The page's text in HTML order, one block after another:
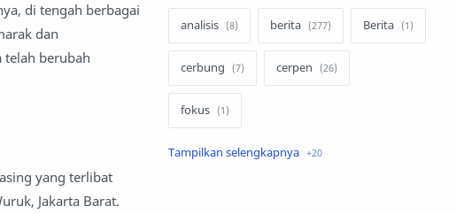
di tengah berbagai
dan
telah berubah
yang terlibat
Jakarta Barat.
analisis berita Berita
cerbung cerpen
fokus
hukum internasional